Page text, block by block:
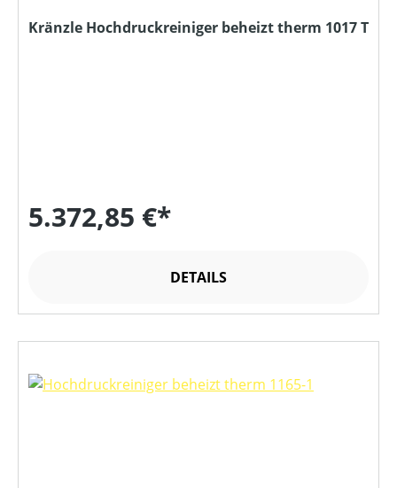
Kränzle Hochdruckreiniger beheizt therm 1017 T
5.372,85 €*
DETAILS